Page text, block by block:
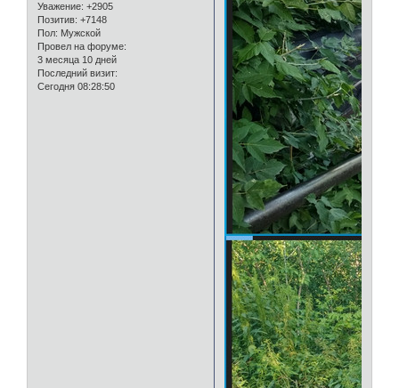
Уважение: +2905
Позитив: +7148
Пол: Мужской
Провел на форуме:
3 месяца 10 дней
Последний визит:
Сегодня 08:28:50